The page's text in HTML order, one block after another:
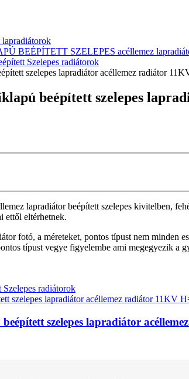
BEÉPÍTETT SZELEPES acéllemez
Szelepes radiátorok
szelepes lapradiátor acéllemez radiátor
beépített szelepes
lapradiátor beépített szelepes kivitelben,
ettől eltérhetnek.
fotó, a méreteket, pontos típust nem minden
típust vegye figyelembe ami megegyezik a
radiátorok
szelepes lapradiátor